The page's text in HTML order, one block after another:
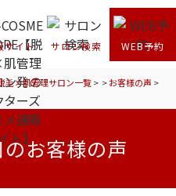
サイト サロン検索 WEB予約
毛×肌管理サロン一覧> >お客様の声 >
お客様の声